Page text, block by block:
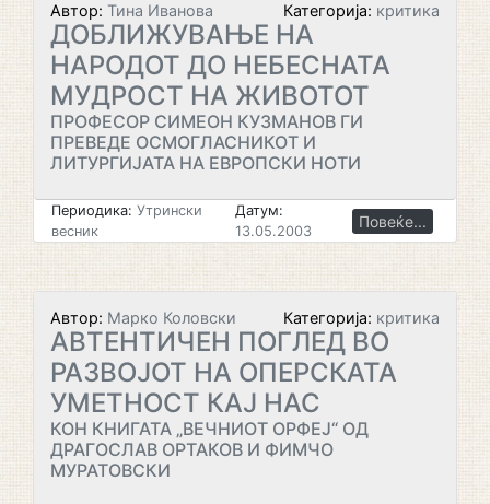
Автор: Тина Иванова Категорија: критика
ДОБЛИЖУВАЊЕ НА
НАРОДОТ ДО НЕБЕСНАТА
МУДРОСТ НА ЖИВОТОТ
ПРОФЕСОР СИМЕОН КУЗМАНОВ ГИ
ПРЕВЕДЕ ОСМОГЛАСНИКОТ И
ЛИТУРГИЈАТА НА ЕВРОПСКИ НОТИ
Периодика: Утрински
весник
Датум:
13.05.2003
Повеќе...
Автор: Марко Коловски Категорија: критика
АВТЕНТИЧЕН ПОГЛЕД ВО
РАЗВОЈОТ НА ОПЕРСКАТА
УМЕТНОСТ КАЈ НАС
КОН КНИГАТА „ВЕЧНИОТ ОРФЕЈ“ ОД
ДРАГОСЛАВ ОРТАКОВ И ФИМЧО
МУРАТОВСКИ